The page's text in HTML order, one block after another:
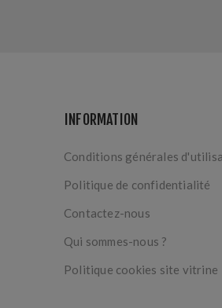
INFORMATION
Conditions générales
Politique de confidentialité
Contactez-nous
Qui sommes-nous ?
Politique cookies site vitrine